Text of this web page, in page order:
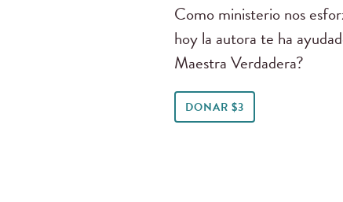
Como ministerio nos
hoy la autora te ha
Maestra Verdadera?
DONAR $3